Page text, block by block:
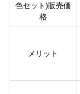
色セット)販売価
格
メリット